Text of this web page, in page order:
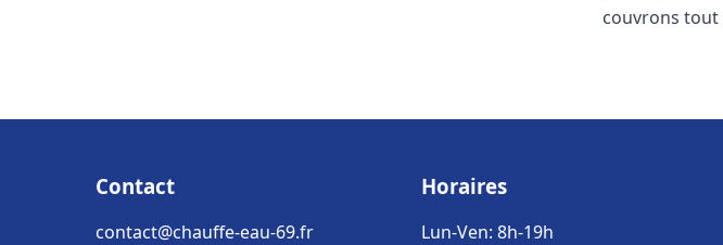
couvrons tout
Contact
contact@chauffe-eau-69.fr
Horaires
Lun-Ven: 8h-19h